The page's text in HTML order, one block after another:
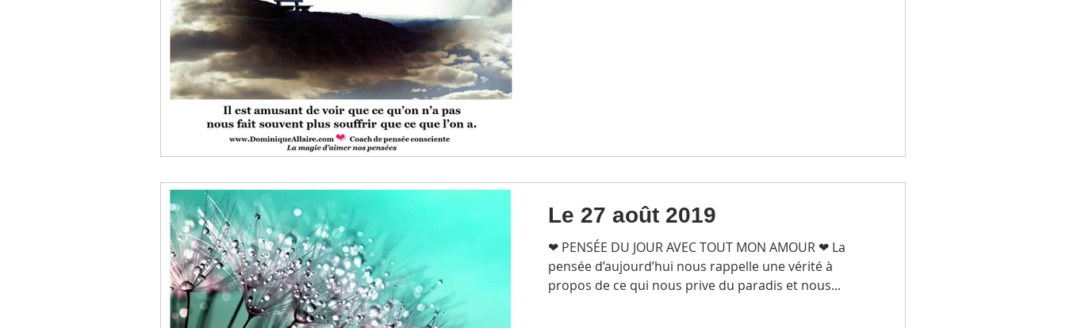
Le 27 août 2019
❤ PENSÉE DU JOUR AVEC TOUT MON AMOUR ❤ La
pensée d’aujourd’hui nous rappelle une vérité à
propos de ce qui nous prive du paradis et nous...